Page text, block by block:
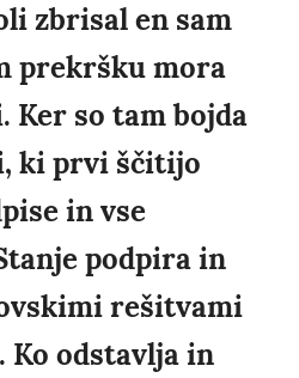
zbrisal en sam
prekršku mora
Ker so tam bojda
ki prvi ščitijo
in vse
podpira in
rešitvami
Ko odstavlja in